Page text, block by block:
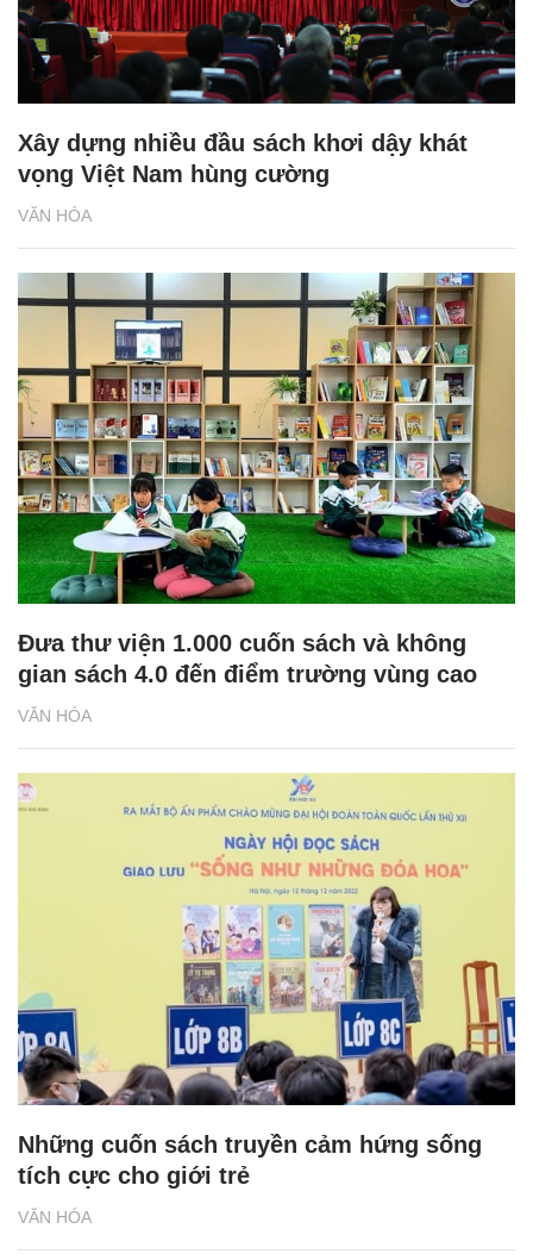
VĂN HÓA
Xây dựng nhiều đầu sách khơi dậy khát
vọng Việt Nam hùng cường
VĂN HÓA
Đưa thư viện 1.000 cuốn sách và không
gian sách 4.0 đến điểm trường vùng cao
VĂN HÓA
Những cuốn sách truyền cảm hứng sống
tích cực cho giới trẻ